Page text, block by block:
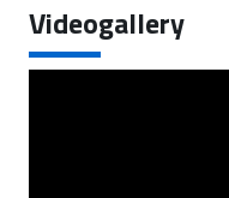
Videogallery